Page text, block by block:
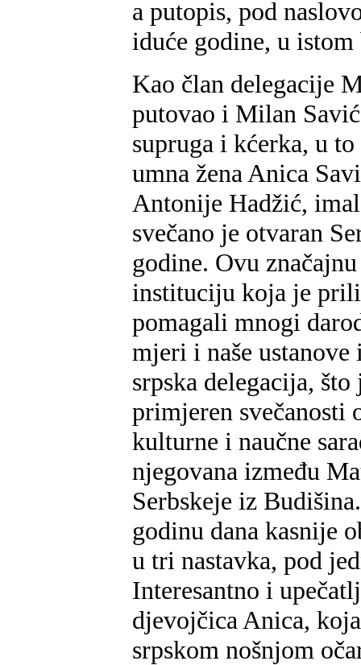
a putopis, pod
iduće godine, u
Kao član delegacije
putovao i Milan
supruga i kćerka, u
umna žena Anica
Antonije Hadžić,
svečano je otvaran
godine. Ovu
instituciju koja je
pomagali mnogi
mjeri i naše
srpska delegacija,
primjeren svečanosti
kulturne i naučne
njegovana između
Serbskeje iz
godinu dana kasnije
u tri nastavka, pod
Interesantno i
djevojčica Anica,
srpskom nošnjom